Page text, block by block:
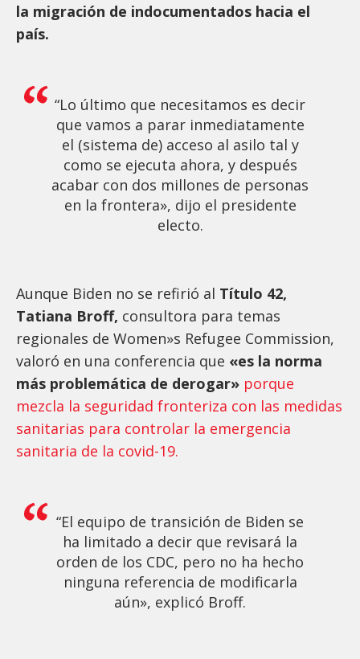
la migración de indocumentados hacia el
país.
“Lo último que necesitamos es decir
que vamos a parar inmediatamente
el (sistema de) acceso al asilo tal y
como se ejecuta ahora, y después
acabar con dos millones de personas
en la frontera», dijo el presidente
electo.
Aunque Biden no se refirió al Título 42,
Tatiana Broff, consultora para temas
regionales de Women»s Refugee Commission,
valoró en una conferencia que «es la norma
más problemática de derogar» porque
mezcla la seguridad fronteriza con las medidas
sanitarias para controlar la emergencia
sanitaria de la covid-19.
“El equipo de transición de Biden se
ha limitado a decir que revisará la
orden de los CDC, pero no ha hecho
ninguna referencia de modificarla
aún», explicó Broff.